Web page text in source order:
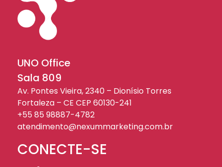
UNO Office
Sala 809
Av. Pontes Vieira, 2340 – Dionísio Torres
Fortaleza – CE CEP 60130-241
+55 85 98887-4782
atendimento@nexummarketing.com.br
CONECTE-SE